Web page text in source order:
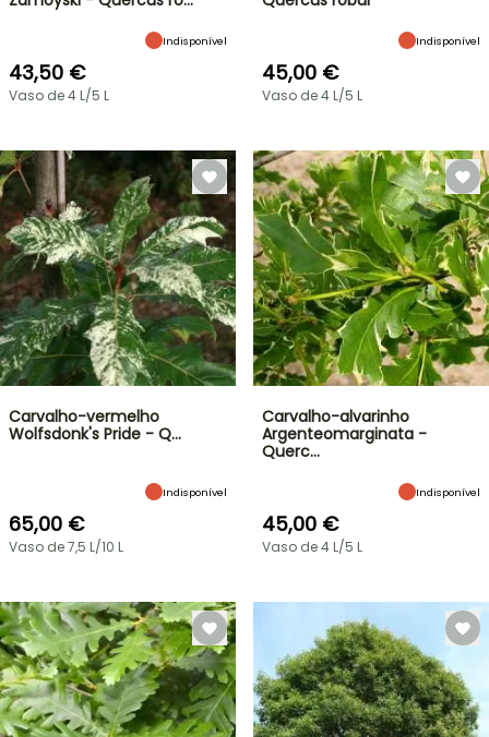
Indisponível
43,50 €
Vaso de 4 L/5 L
Indisponível
45,00 €
Vaso de 4 L/5 L
Carvalho-vermelho
Wolfsdonk's Pride - Q…
Indisponível
65,00 €
Vaso de 7,5 L/10 L
Carvalho-alvarinho
Argenteomarginata -
Querc…
Indisponível
45,00 €
Vaso de 4 L/5 L